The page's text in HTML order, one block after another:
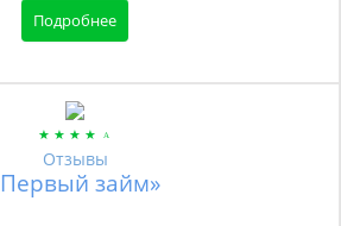
Подробнее
Отзывы
займ»